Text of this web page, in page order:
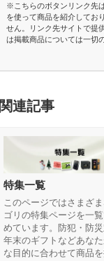
※こちらのボタンリンク先
を使って商品を紹介してお
せん。リンク先サイトで提
は掲載商品については一切
関連記事
特集一覧
このページではさまざ
ゴリの特集ページを一覧
めています。防犯・防
年末のギフトなどあな
な目的に合わせて商品